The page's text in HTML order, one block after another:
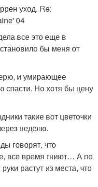
все это еще в
бы меня от
и умирающее
спасти. Но хотя бы цену
такие вот цветочки
неделю.
говорят, что
все время гниют… А по
растут из места, что